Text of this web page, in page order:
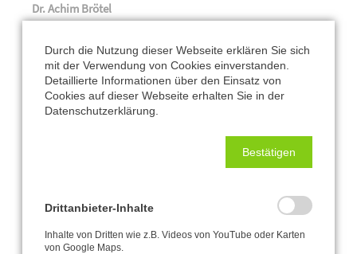
Dr. Achim Brötel
Landrat, Neckar-Odenwald-Kreis
Dr. Norbert Dörschner
Geschäftsführer „Schwarz Personal Services GmbH & Co.
KG“, Neckarsulm
Marco Garcia
Oberbürgermeister, Große Kreisstadt Bad Mergentheim
Geschäftsführer „Metzger Verwaltung GmbH & Co. KG"
Timo Mosca
Durch die Nutzung dieser Webseite erklären Sie sich
mit der Verwendung von Cookies einverstanden.
Detaillierte Informationen über den Einsatz von
Cookies auf dieser Webseite erhalten Sie in der
Datenschutzerklärung.
Bestätigen
Drittanbieter-Inhalte
Inhalte von Dritten wie z.B. Videos von YouTube oder Karten
von Google Maps.